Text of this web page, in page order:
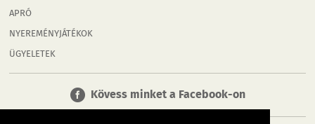
APRÓ
NYEREMÉNYJÁTÉKOK
ÜGYELETEK
Kövess minket a Facebook-on